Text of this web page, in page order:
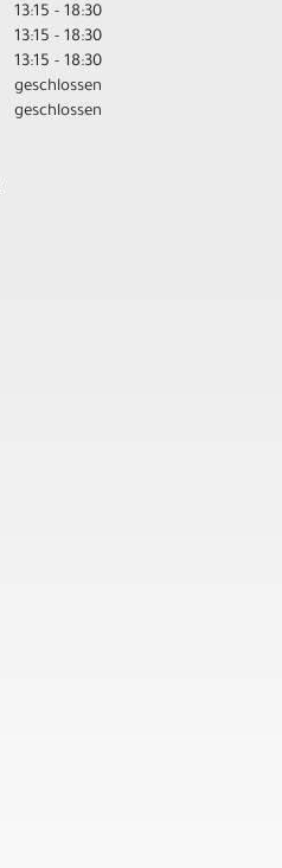
13:15 - 18:30
13:15 - 18:30
13:15 - 18:30
geschlossen
geschlossen